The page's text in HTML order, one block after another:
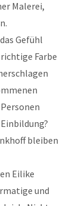
Malerei,
Gefühl
Farbe
bleiben
Eilike
und